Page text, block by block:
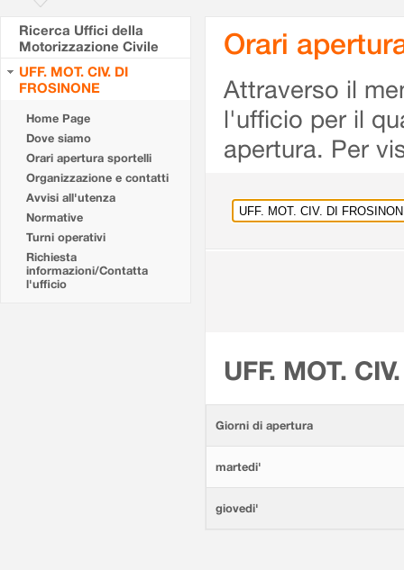
Ricerca Uffici della
Motorizzazione Civile
UFF. MOT. CIV. DI
FROSINONE
Home Page
Dove siamo
Orari apertura sportelli
Organizzazione e contatti
Avvisi all'utenza
Normative
Turni operativi
Richiesta
informazioni/Contatta
l'ufficio
Orari
Attraverso il
l'ufficio per il
apertura. Per
UFF. MOT.
Giorni di apertura
martedi'
giovedi'